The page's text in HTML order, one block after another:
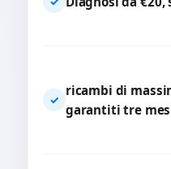
✓
ricambi di
garantiti tre